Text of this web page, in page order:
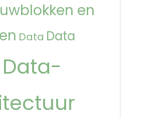
en
Data Data
Data-